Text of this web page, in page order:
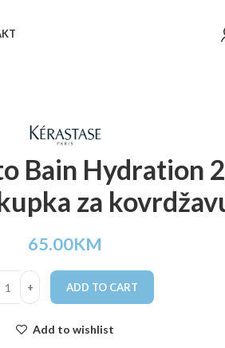
Bain Hydration
za
65.00KM
ADD TO CART
Add to wishlist